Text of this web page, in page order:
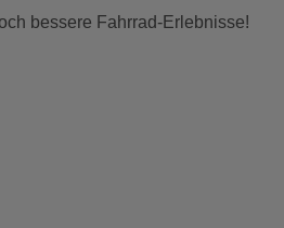
bessere Fahrrad-Erlebnisse!